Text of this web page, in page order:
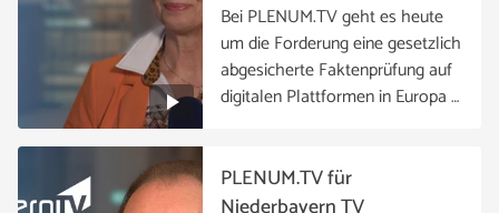
Bei PLENUM.TV geht es heute
um die Forderung eine gesetzlich
abgesicherte Faktenprüfung auf
digitalen Plattformen in Europa …
PLENUM.TV für